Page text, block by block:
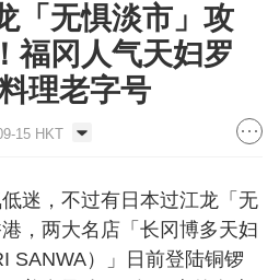
「无惧淡市」攻
福冈人气天妇罗
理老字号
15 HKT
迷，不过有日本过江龙「无
，两大名店「长冈博多天妇
SANWA）」日前登陆铜锣